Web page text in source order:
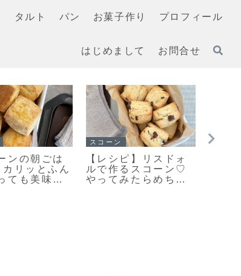
タルト パン お菓子作り プロフィール
はじめまして お問合せ
スコーン
【レシピ】リスドォ
ルで作るスコーン♡
やってみたらめちゃ
スコーン
手軽に作る♪とって
美味しい♡見た目も
キレイなスコーン作